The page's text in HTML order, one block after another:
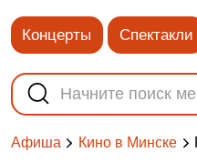
Концерты Спектакли
Афиша Кино в Минске